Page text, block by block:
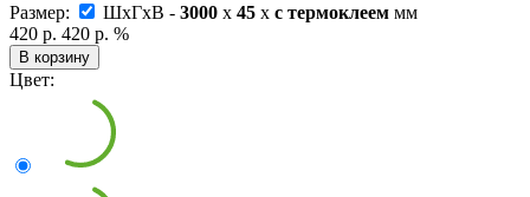
Размер:
ШxГxВ - 3000 x 45 x с термоклеем мм
420 р. 420 р. %
В корзину
Цвет: